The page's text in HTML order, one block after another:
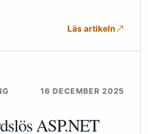
Läs artikeln
16 DECEMBER 2025
ASP.NET